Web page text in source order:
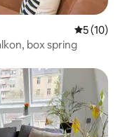
Nilai rata-
5 (10)
box spring